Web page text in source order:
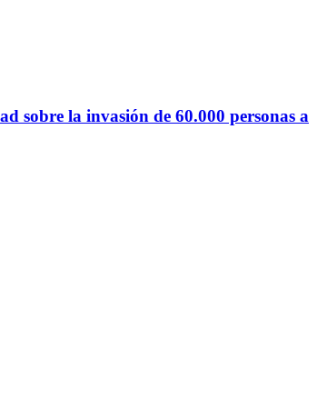
sobre la invasión de 60.000 personas a